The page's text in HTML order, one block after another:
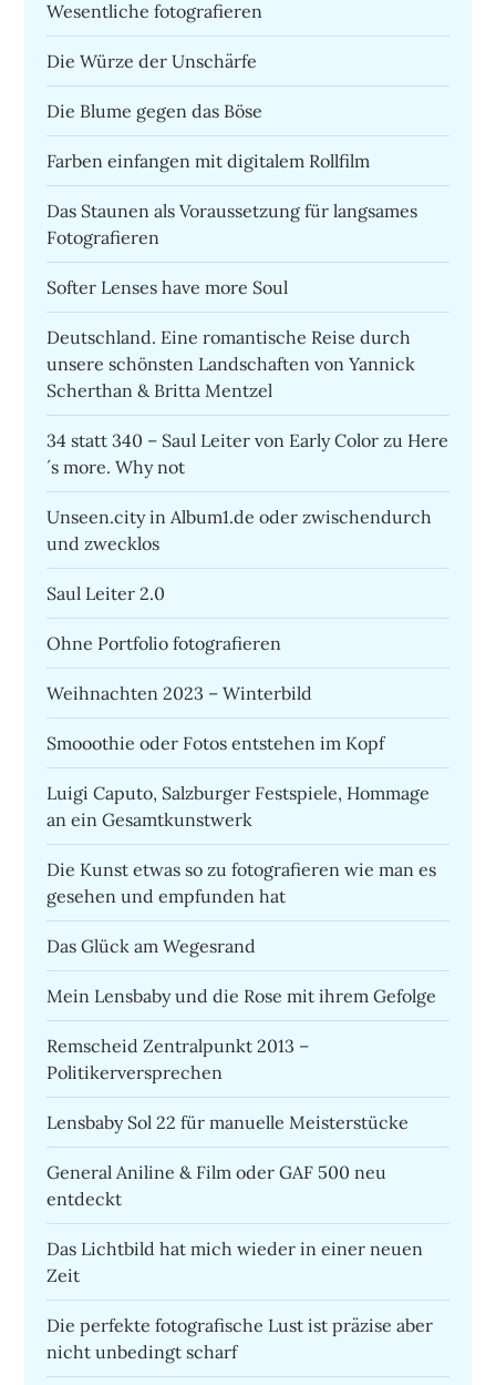
Wesentliche fotografieren
Die Würze der Unschärfe
Die Blume gegen das Böse
Farben einfangen mit digitalem Rollfilm
Das Staunen als Voraussetzung für langsames
Fotografieren
Softer Lenses have more Soul
Deutschland. Eine romantische Reise durch
unsere schönsten Landschaften von Yannick
Scherthan & Britta Mentzel
34 statt 340 – Saul Leiter von Early Color zu Here
´s more. Why not
Unseen.city in Album1.de oder zwischendurch
und zwecklos
Saul Leiter 2.0
Ohne Portfolio fotografieren
Weihnachten 2023 – Winterbild
Smooothie oder Fotos entstehen im Kopf
Luigi Caputo, Salzburger Festspiele, Hommage
an ein Gesamtkunstwerk
Die Kunst etwas so zu fotografieren wie man es
gesehen und empfunden hat
Das Glück am Wegesrand
Mein Lensbaby und die Rose mit ihrem Gefolge
Remscheid Zentralpunkt 2013 –
Politikerversprechen
Lensbaby Sol 22 für manuelle Meisterstücke
General Aniline & Film oder GAF 500 neu
entdeckt
Das Lichtbild hat mich wieder in einer neuen
Zeit
Die perfekte fotografische Lust ist präzise aber
nicht unbedingt scharf